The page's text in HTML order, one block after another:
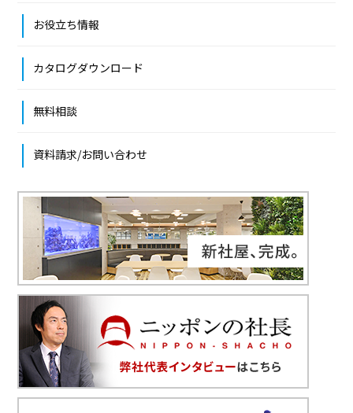
お役立ち情報
カタログダウンロード
無料相談
資料請求/お問い合わせ